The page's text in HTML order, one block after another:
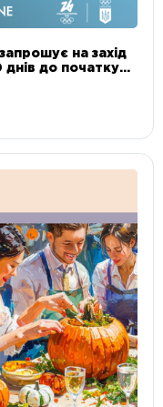
на захід
днів до початку